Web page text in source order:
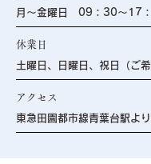
月～金曜日 09：30～17
休業日
土曜日、日曜日、祝日（ご希
アクセス
東急田園都市線青葉台駅よ